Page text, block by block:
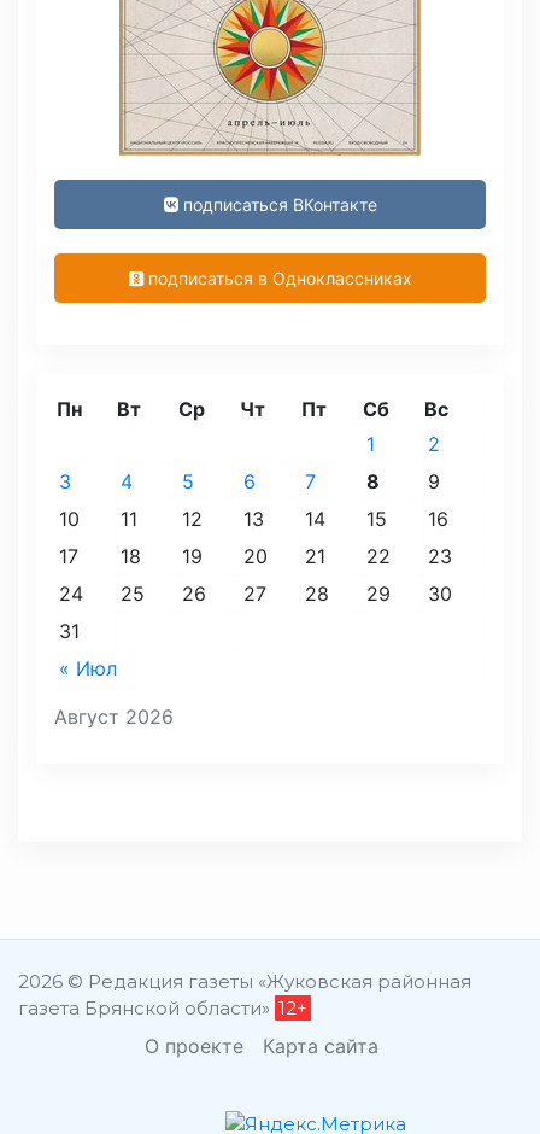
подписаться ВКонтакте
подписаться в Одноклассниках
Август 2026
Пн Вт Ср Чт Пт Сб Вс
« Июл
1
2
3
4 5 6 7 8
9
10
11 12 13 14 15
16
17
18 19 20 21 22
23
24
25 26 27 28 29
30
31
2026 © Редакция газеты «Жуковская районная
газета Брянской области» 12+
О проекте Карта сайта